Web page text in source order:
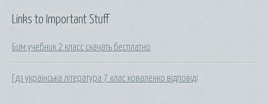
Links to Important Stuff
Бим учебник 2 класс скачать бесплатно
Гдз українська література 7 клас коваленко відповіді